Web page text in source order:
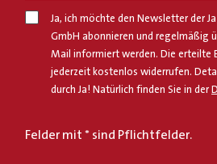
Ja, ich möchte den Newsletter der
GmbH abonnieren und regelmäßig
Mail informiert werden. Die erteilte
jederzeit kostenlos widerrufen.
durch Ja! Natürlich finden Sie in der
Felder mit * sind Pflichtfelder.